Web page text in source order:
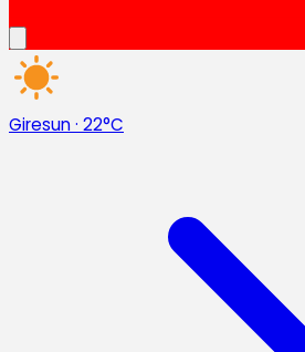
Giresun· 22°C